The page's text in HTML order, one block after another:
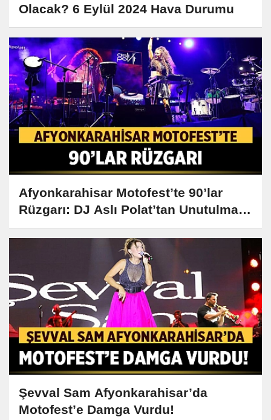
Olacak? 6 Eylül 2024 Hava Durumu
Afyonkarahisar Motofest’te 90’lar
Rüzgarı: DJ Aslı Polat’tan Unutulmaz
Performans!
Şevval Sam Afyonkarahisar’da
Motofest’e Damga Vurdu!